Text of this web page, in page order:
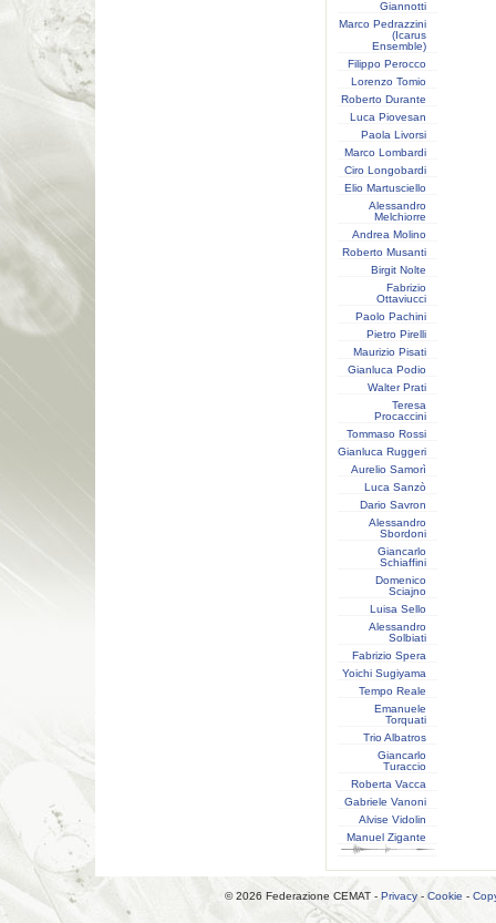
Giannotti
Marco Pedrazzini
(Icarus
Ensemble)
Filippo Perocco
Lorenzo Tomio
Roberto Durante
Luca Piovesan
Paola Livorsi
Marco Lombardi
Ciro Longobardi
Elio Martusciello
Alessandro
Melchiorre
Andrea Molino
Roberto Musanti
Birgit Nolte
Fabrizio
Ottaviucci
Paolo Pachini
Pietro Pirelli
Maurizio Pisati
Gianluca Podio
Walter Prati
Teresa
Procaccini
Tommaso Rossi
Gianluca Ruggeri
Aurelio Samorì
Luca Sanzò
Dario Savron
Alessandro
Sbordoni
Giancarlo
Schiaffini
Domenico
Sciajno
Luisa Sello
Alessandro
Solbiati
Fabrizio Spera
Yoichi Sugiyama
Tempo Reale
Emanuele
Torquati
Trio Albatros
Giancarlo
Turaccio
Roberta Vacca
Gabriele Vanoni
Alvise Vidolin
Manuel Zigante
© 2026 Federazione CEMAT - Privacy - Cookie -